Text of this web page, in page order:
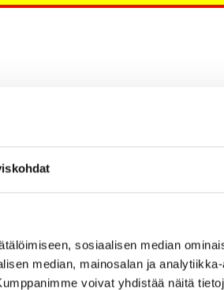
sosiaalisen median
median, mainosalan ja
voivat yhdistää näitä